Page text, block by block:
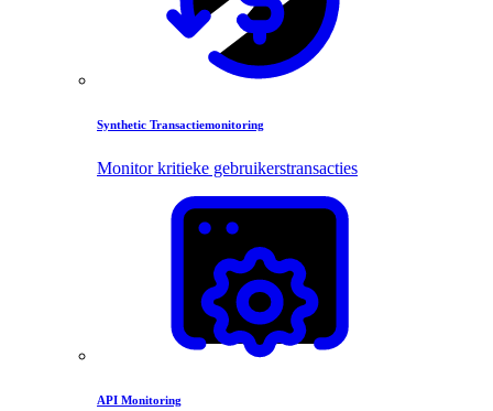
Synthetic Transactiemonitoring
Monitor kritieke gebruikerstransacties
API Monitoring